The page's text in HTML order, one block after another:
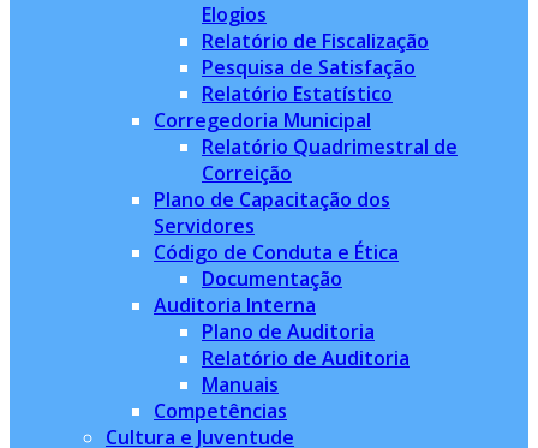
Elogios
Relatório de Fiscalização
Pesquisa de Satisfação
Relatório Estatístico
Corregedoria Municipal
Relatório Quadrimestral de
Correição
Plano de Capacitação dos
Servidores
Código de Conduta e Ética
Documentação
Auditoria Interna
Plano de Auditoria
Relatório de Auditoria
Manuais
Competências
Cultura e Juventude